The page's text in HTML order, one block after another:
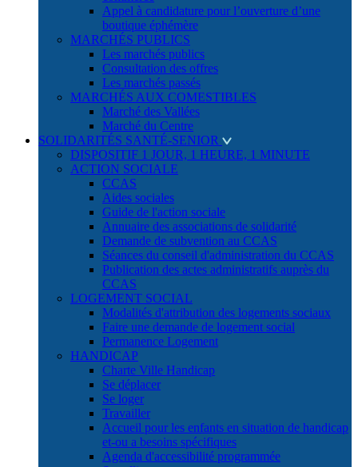
Appel à candidature pour l’ouverture d’une
boutique éphémère
MARCHÉS PUBLICS
Les marchés publics
Consultation des offres
Les marchés passés
MARCHÉS AUX COMESTIBLES
Marché des Vallées
Marché du Centre
SOLIDARITÉS SANTÉ-SENIOR
DISPOSITIF 1 JOUR, 1 HEURE, 1 MINUTE
ACTION SOCIALE
CCAS
Aides sociales
Guide de l'action sociale
Annuaire des associations de solidarité
Demande de subvention au CCAS
Séances du conseil d'administration du CCAS
Publication des actes administratifs auprès du
CCAS
LOGEMENT SOCIAL
Modalités d'attribution des logements sociaux
Faire une demande de logement social
Permanence Logement
HANDICAP
Charte Ville Handicap
Se déplacer
Se loger
Travailler
Accueil pour les enfants en situation de handicap
et-ou a besoins spécifiques
Agenda d'accessibilité programmée